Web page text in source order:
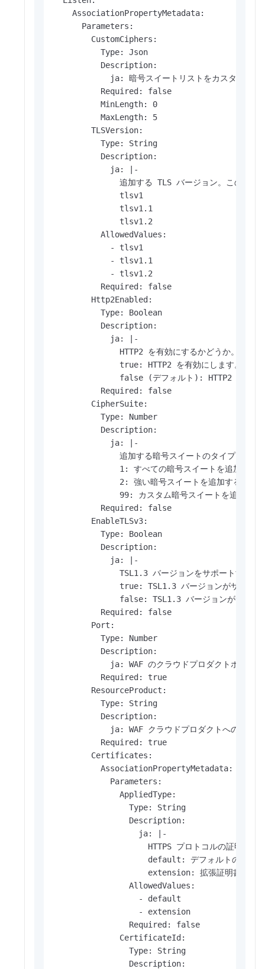
    AssociationPropertyMetadata:
      Parameters:
        CustomCiphers:
          Type: Json
          Description:
ja: 暗号スイートリストをカスタマイ
          Required: false
          MinLength: 0
          MaxLength: 5
        TLSVersion:
          Type: String
          Description:
            ja: |-
追加する TLS バージョン。このパラ
              tlsv1
              tlsv1.1
              tlsv1.2
          AllowedValues:
            - tlsv1
            - tlsv1.1
            - tlsv1.2
          Required: false
        Http2Enabled:
          Type: Boolean
          Description:
            ja: |-
HTTP2 を有効にするかどうか。このパ
              true: HTTP2 を有効にします。
false (デフォルト): HTTP2 を無効
          Required: false
        CipherSuite:
          Type: Number
          Description:
            ja: |-
追加する暗号スイートのタイプ。この
1: すべての暗号スイートを追加する
2: 強い暗号スイートを追加すること
99: カスタム暗号スイートを追加する
          Required: false
        EnableTLSv3:
          Type: Boolean
          Description:
            ja: |-
TSL1.3 バージョンをサポートするか
true: TSL1.3 バージョンがサポート
false: TSL1.3 バージョンがサポー
          Required: false
        Port:
          Type: Number
          Description:
ja: WAF のクラウドプロダクトポートに
          Required: true
        ResourceProduct:
          Type: String
          Description:
ja: WAF クラウドプロダクトへのアクセ
          Required: true
        Certificates:
          AssociationPropertyMetadata:
            Parameters:
              AppliedType:
                Type: String
                Description:
                  ja: |-
HTTPS プロトコルの証明書の
default: デフォルトの証明書
extension: 拡張証明書を示
                AllowedValues:
                  - default
                  - extension
                Required: false
              CertificateId:
                Type: String
                Description: